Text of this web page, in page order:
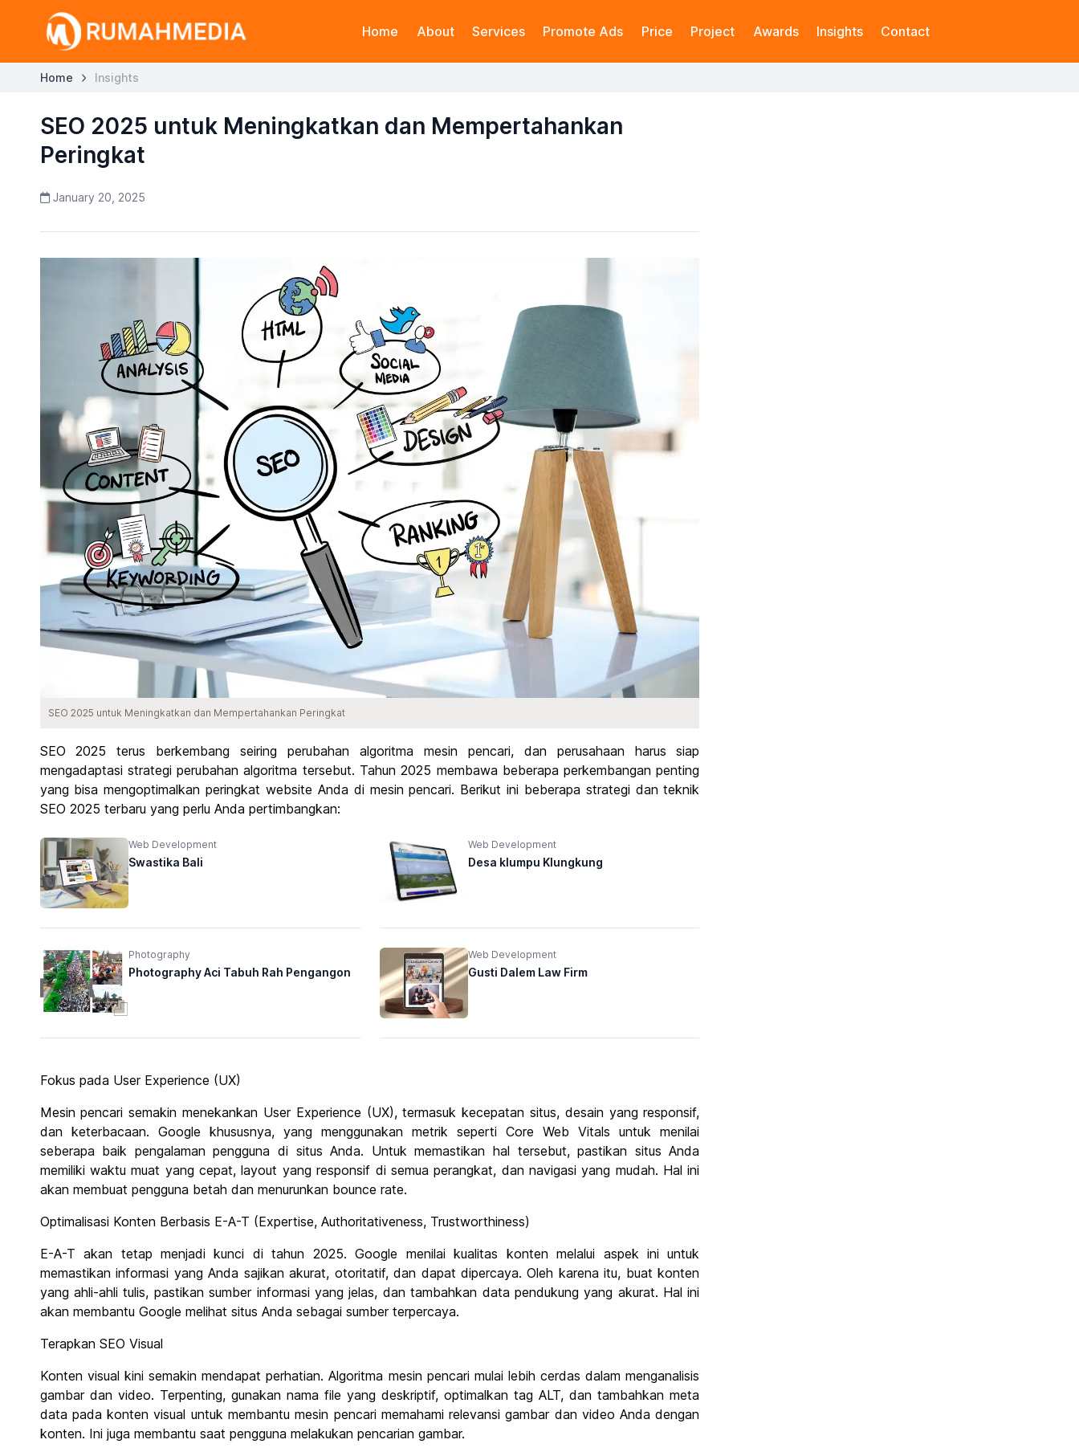
Home About Services Promote Ads Price Project Awards Insights Contact
Home Insights
SEO 2025 untuk Meningkatkan dan Mempertahankan
Peringkat
January 20, 2025
SEO 2025 untuk Meningkatkan dan Mempertahankan Peringkat
SEO 2025 terus berkembang seiring perubahan algoritma mesin pencari, dan perusahaan harus siap
mengadaptasi strategi perubahan algoritma tersebut. Tahun 2025 membawa beberapa perkembangan penting
yang bisa mengoptimalkan peringkat website Anda di mesin pencari. Berikut ini beberapa strategi dan teknik
SEO 2025 terbaru yang perlu Anda pertimbangkan:
Web Development
Swastika Bali
Web Development
Desa klumpu Klungkung
Photography
Photography Aci Tabuh Rah Pengangon
Web Development
Gusti Dalem Law Firm
Fokus pada User Experience (UX)
Mesin pencari semakin menekankan User Experience (UX), termasuk kecepatan situs, desain yang responsif,
dan keterbacaan. Google khususnya, yang menggunakan metrik seperti Core Web Vitals untuk menilai
seberapa baik pengalaman pengguna di situs Anda. Untuk memastikan hal tersebut, pastikan situs Anda
memiliki waktu muat yang cepat, layout yang responsif di semua perangkat, dan navigasi yang mudah. Hal ini
akan membuat pengguna betah dan menurunkan bounce rate.
Optimalisasi Konten Berbasis E-A-T (Expertise, Authoritativeness, Trustworthiness)
E-A-T akan tetap menjadi kunci di tahun 2025. Google menilai kualitas konten melalui aspek ini untuk
memastikan informasi yang Anda sajikan akurat, otoritatif, dan dapat dipercaya. Oleh karena itu, buat konten
yang ahli-ahli tulis, pastikan sumber informasi yang jelas, dan tambahkan data pendukung yang akurat. Hal ini
akan membantu Google melihat situs Anda sebagai sumber terpercaya.
Terapkan SEO Visual
Konten visual kini semakin mendapat perhatian. Algoritma mesin pencari mulai lebih cerdas dalam menganalisis
gambar dan video. Terpenting, gunakan nama file yang deskriptif, optimalkan tag ALT, dan tambahkan meta
data pada konten visual untuk membantu mesin pencari memahami relevansi gambar dan video Anda dengan
konten. Ini juga membantu saat pengguna melakukan pencarian gambar.